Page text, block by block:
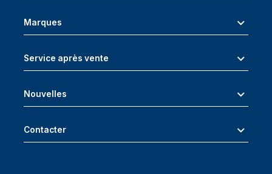
Marques
Service après vente
Nouvelles
Contacter